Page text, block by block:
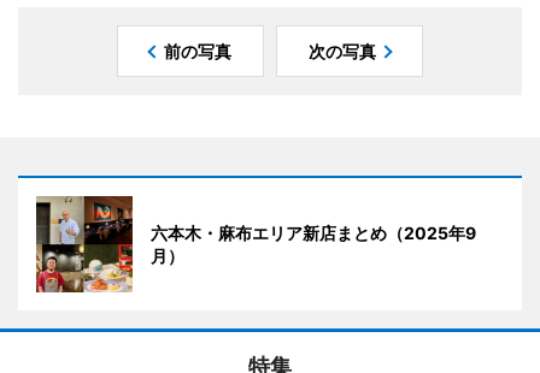
前の写真 次の写真
六本木・麻布エリア新店まとめ（2025年9
月）
特集